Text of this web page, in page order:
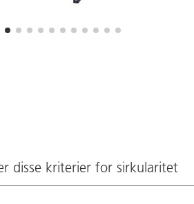
disse kriterier for sirkularitet